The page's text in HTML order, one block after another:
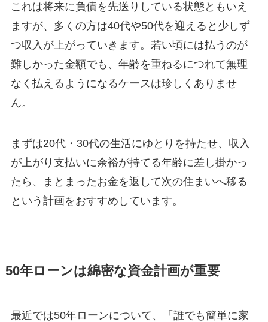
これは将来に負債を先送りしている状態ともいえ
ますが、多くの方は40代や50代を迎えると少しず
つ収入が上がっていきます。若い頃には払うのが
難しかった金額でも、年齢を重ねるにつれて無理
なく払えるようになるケースは珍しくありませ
ん。
まずは20代・30代の生活にゆとりを持たせ、収入
が上がり支払いに余裕が持てる年齢に差し掛かっ
たら、まとまったお金を返して次の住まいへ移る
という計画をおすすめしています。
50年ローンは綿密な資金計画が重要
最近では50年ローンについて、「誰でも簡単に家